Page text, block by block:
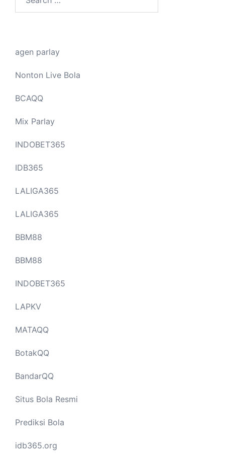
agen parlay
Nonton Live Bola
BCAQQ
Mix Parlay
INDOBET365
IDB365
LALIGA365
LALIGA365
BBM88
BBM88
INDOBET365
LAPKV
MATAQQ
BotakQQ
BandarQQ
Situs Bola Resmi
Prediksi Bola
idb365.org